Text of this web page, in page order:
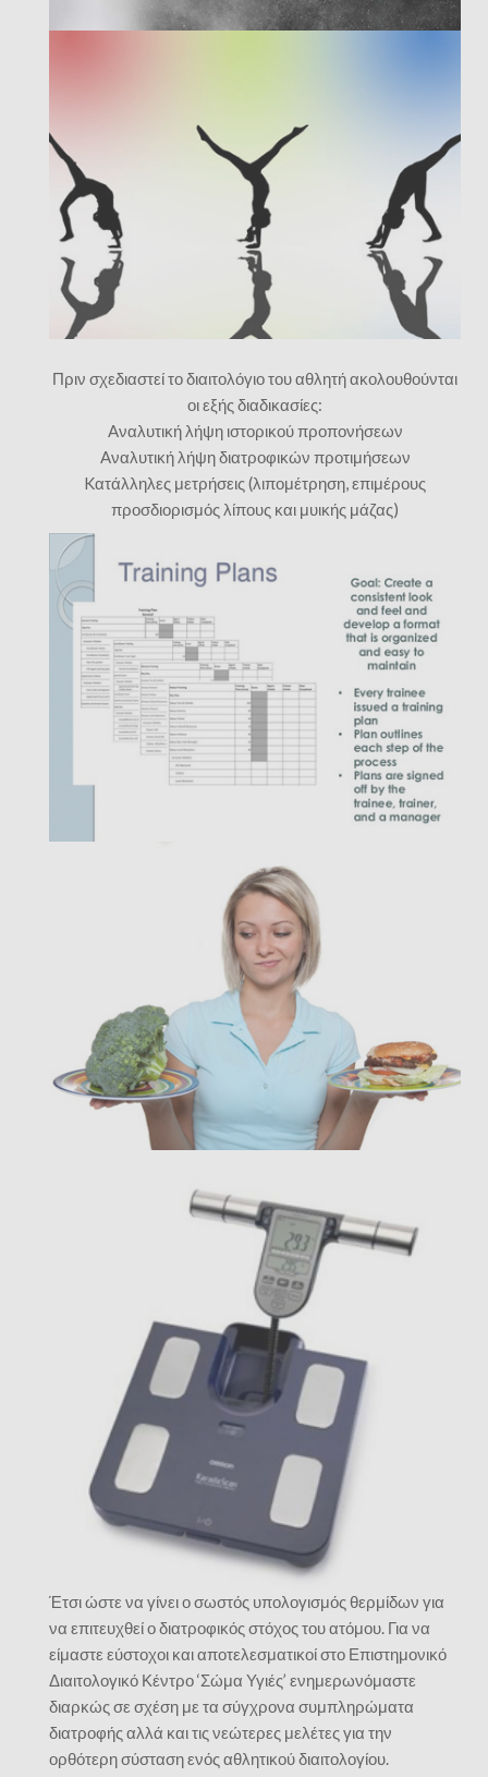
Πριν σχεδιαστεί το διαιτολόγιο του αθλητή ακολουθούνται
οι εξής διαδικασίες:
Aναλυτική λήψη ιστορικού προπονήσεων
Aναλυτική λήψη διατροφικών προτιμήσεων
Kατάλληλες μετρήσεις (λιπομέτρηση, επιμέρους
προσδιορισμός λίπους και μυικής μάζας)
Έτσι ώστε να γίνει ο σωστός υπολογισμός θερμίδων για
να επιτευχθεί ο διατροφικός στόχος του ατόμου. Για να
είμαστε εύστοχοι και αποτελεσματικοί στο Επιστημονικό
Διαιτολογικό Κέντρο ‘Σώμα Υγιές’ ενημερωνόμαστε
διαρκώς σε σχέση με τα σύγχρονα συμπληρώματα
διατροφής αλλά και τις νεώτερες μελέτες για την
ορθότερη σύσταση ενός αθλητικού διαιτολογίου.